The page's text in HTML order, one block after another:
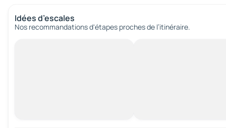
Idées d’escales
Nos recommandations d'étapes proches de l’itinéraire.